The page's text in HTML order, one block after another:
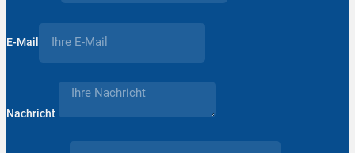
E-Mail
Nachricht